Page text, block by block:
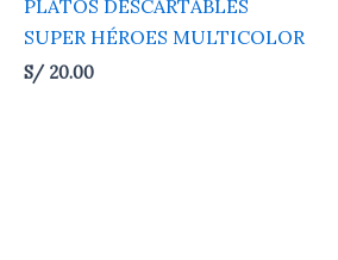
PLATOS DESCARTABLES
SUPER HÉROES MULTICOLOR
S/20.00